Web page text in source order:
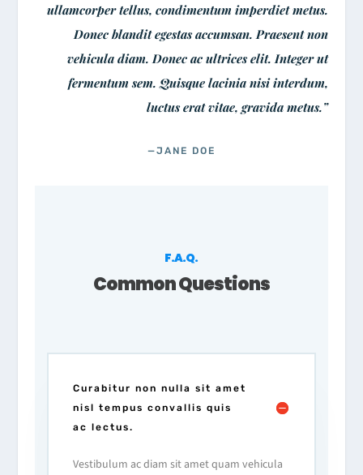
ullamcorper tellus, condimentum imperdiet metus.
Donec blandit egestas accumsan. Praesent non
vehicula diam. Donec ac ultrices elit. Integer ut
fermentum sem. Quisque lacinia nisi interdum,
luctus erat vitae, gravida metus.”
—JANE DOE
F.A.Q.
Common Questions
Curabitur non nulla sit amet
nisl tempus convallis quis
ac lectus.
Vestibulum ac diam sit amet quam vehicula